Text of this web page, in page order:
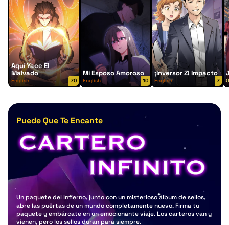
Aquí Yace El
Malvado
English 70
Mi Esposo Amoroso
English 10
¡inversor Z! Impacto
English 7
Puede Que Te Encante
Un paquete del Infierno, junto con un misterioso álbum de sellos,
abre las puertas de un mundo completamente nuevo. Firma tu
paquete y embárcate en un emocionante viaje. Los carteros van y
vienen, pero los sellos duran para siempre.